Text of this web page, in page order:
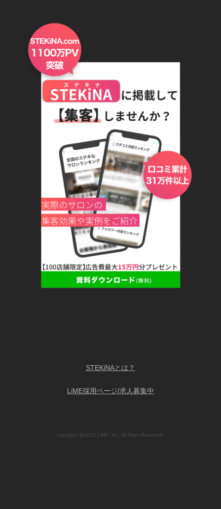
STEKiNAとは？
LiME採用ページ/求人募集中
copyright @2025 LiME, Inc. All Right Reserved.